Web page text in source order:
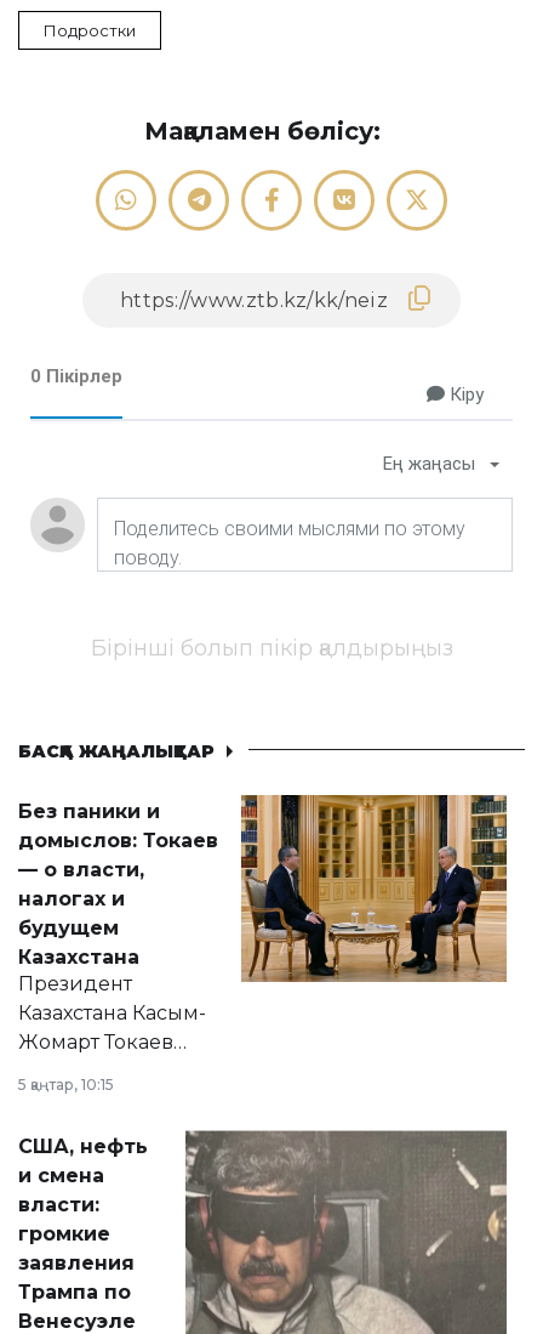
Подростки
Мақаламен бөлісу:
0 Пікірлер
Кіру
Ең жаңасы
Бірінші болып пікір қалдырыңыз
БАСҚА ЖАҢАЛЫҚТАР
Без паники и
домыслов: Токаев
— о власти,
налогах и
будущем
Казахстана
Президент
Казахстана Касым-
Жомарт Токаев
сразу несколько
актуальных тем —
от слухов о
политических
реформах до
вопросов армии,
экономики и
личного здоровья.
5 қаңтар, 10:15
США, нефть
и смена
власти:
громкие
заявления
Трампа по
Венесуэле